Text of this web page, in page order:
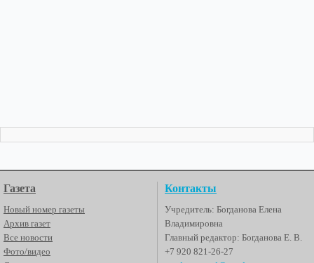
Газета
Новый номер газеты
Архив газет
Все новости
Фото/видео
Контакты
Учредитель: Богданова Елена
Владимировна
Главный редактор: Богданова Е. В.
+7 920 821-26-27